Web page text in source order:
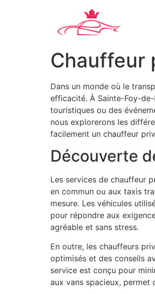
Chauffeur
Dans un monde où le
efficacité. À Sainte-Foy-
touristiques ou des
nous explorerons les
facilement un chauffeur
Découverte
Les services de chauffeur
en commun ou aux taxis
mesure. Les véhicules
pour répondre aux
agréable et sans stress.
En outre, les chauffeurs
optimisés et des conseils
service est conçu pour
aux vans spacieux, permet